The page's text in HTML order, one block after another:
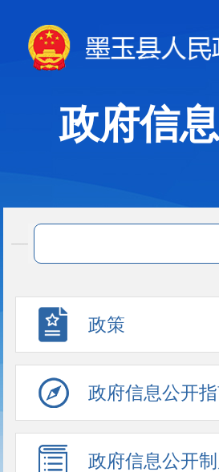
政府信
政策
政府信息公开
政府信息公开